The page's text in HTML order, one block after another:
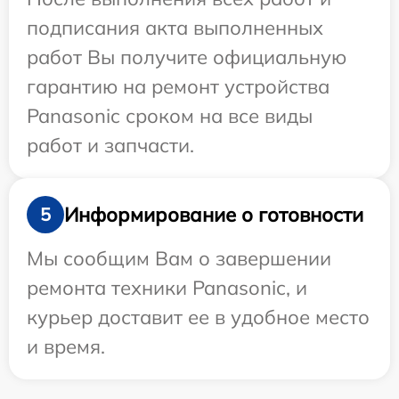
подписания акта выполненных
работ Вы получите официальную
гарантию на ремонт устройства
Panasonic сроком на все виды
работ и запчасти.
5
Информирование о готовности
Мы сообщим Вам о завершении
ремонта техники Panasonic, и
курьер доставит ее в удобное место
и время.